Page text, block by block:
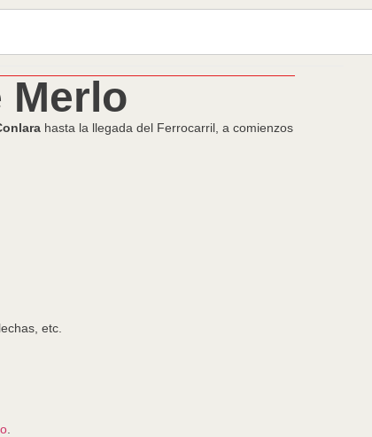
Merlo
hasta la llegada del Ferrocarril, a comienzos
etc.